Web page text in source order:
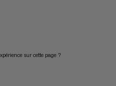
sur cette page ?